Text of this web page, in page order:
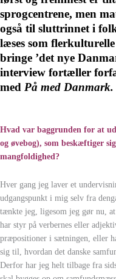
sprogcentrene, men
også til sluttrinnet i
læses som
bringe ’det nye
interview fortæller
med På med Danmark.
Hvad var baggrunden for at
og øvebog), som beskæftiger
mangfoldighed?
Hver gang jeg laver et
udgangspunkt i mig selv fra
tænkte jeg, ligesom jeg gør nu,
har styr på verbernes eller
præpositioner i sætningen, eller
sig til, hvordan det danske
Derfor har jeg helt tilbage fra